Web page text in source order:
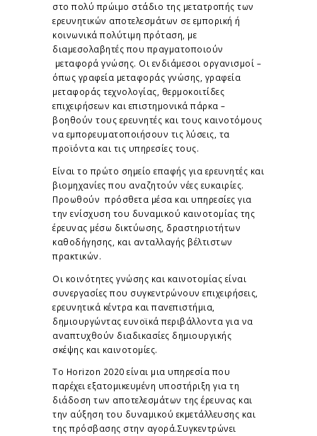
στο πολύ πρώιμο στάδιο της μετατροπής των
ερευνητικών αποτελεσμάτων σε εμπορική ή
κοινωνικά πολύτιμη πρόταση, με
διαμεσολαβητές που πραγματοποιούν
μεταφορά γνώσης. Οι ενδιάμεσοι οργανισμοί –
όπως γραφεία μεταφοράς γνώσης, γραφεία
μεταφοράς τεχνολογίας, θερμοκοιτίδες
επιχειρήσεων και επιστημονικά πάρκα –
βοηθούν τους ερευνητές και τους καινοτόμους
να εμπορευματοποιήσουν τις λύσεις, τα
προϊόντα και τις υπηρεσίες τους.
Είναι το πρώτο σημείο επαφής για ερευνητές και
βιομηχανίες που αναζητούν νέες ευκαιρίες.
Προωθούν πρόσθετα μέσα και υπηρεσίες για
την ενίσχυση του δυναμικού καινοτομίας της
έρευνας μέσω δικτύωσης, δραστηριοτήτων
καθοδήγησης, και ανταλλαγής βέλτιστων
πρακτικών.
Οι κοινότητες γνώσης και καινοτομίας είναι
συνεργασίες που συγκεντρώνουν επιχειρήσεις,
ερευνητικά κέντρα και πανεπιστήμια,
δημιουργώντας ευνοϊκά περιβάλλοντα για να
αναπτυχθούν διαδικασίες δημιουργικής
σκέψης και καινοτομίες.
Το Horizon 2020 είναι μια υπηρεσία που
παρέχει εξατομικευμένη υποστήριξη για τη
διάδοση των αποτελεσμάτων της έρευνας και
την αύξηση του δυναμικού εκμετάλλευσης και
της πρόσβασης στην αγορά.Συγκεντρώνει